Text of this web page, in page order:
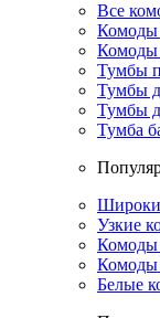
Все
Комоды
Комоды
Тумбы
Тумбы
Тумбы
Тумба
Узкие
Комоды
Комоды
Белые